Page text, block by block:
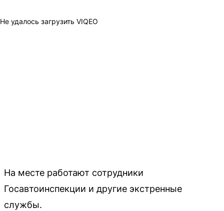
Не удалось загрузить VIQEO
На месте работают сотрудники
Госавтоинспекции и другие экстренные
службы.